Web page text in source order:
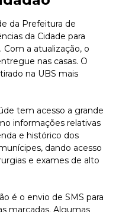
da Prefeitura de
da Cidade para
Com a atualização, o
nas casas. O
na UBS mais
tem acesso a grande
informações relativas
e histórico dos
dando acesso
e exames de alto
é o envio de SMS para
marcadas. Algumas